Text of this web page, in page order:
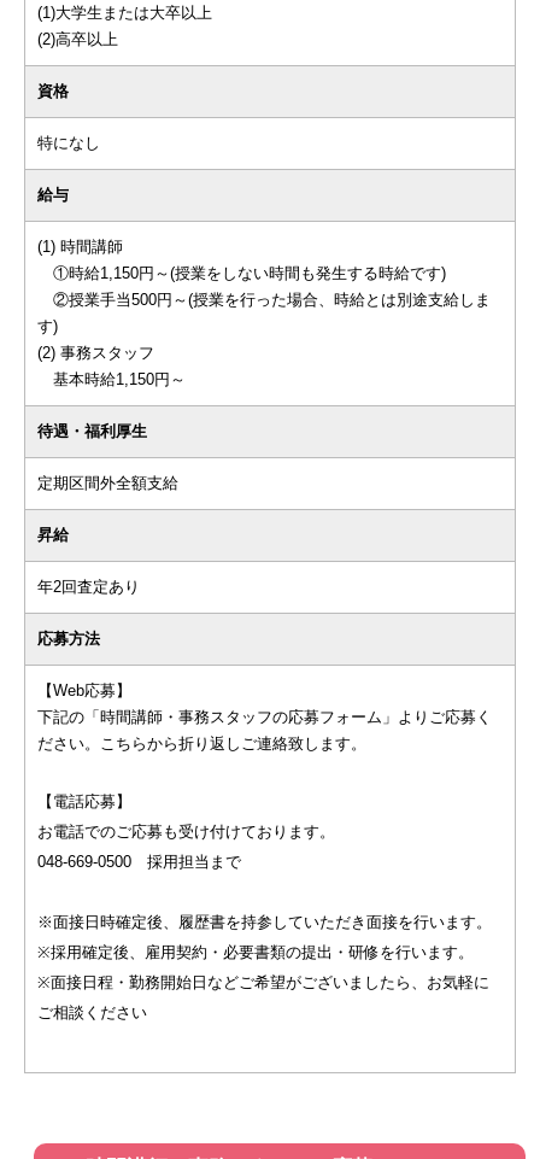
(1)大学生または大卒以上
(2)高卒以上
資格
特になし
給与
(1) 時間講師
①時給1,150円～(授業をしない時間も発生する時給です)
②授業手当500円～(授業を行った場合、時給とは別途支給しま
す)
(2) 事務スタッフ
基本時給1,150円～
待遇・福利厚生
定期区間外全額支給
昇給
年2回査定あり
応募方法
【Web応募】
下記の「時間講師・事務スタッフの応募フォーム」よりご応募く
ださい。こちらから折り返しご連絡致します。
【電話応募】
お電話でのご応募も受け付けております。
048-669-0500 採用担当まで
※面接日時確定後、履歴書を持参していただき面接を行います。
※採用確定後、雇用契約・必要書類の提出・研修を行います。
※面接日程・勤務開始日などご希望がございましたら、お気軽に
ご相談ください